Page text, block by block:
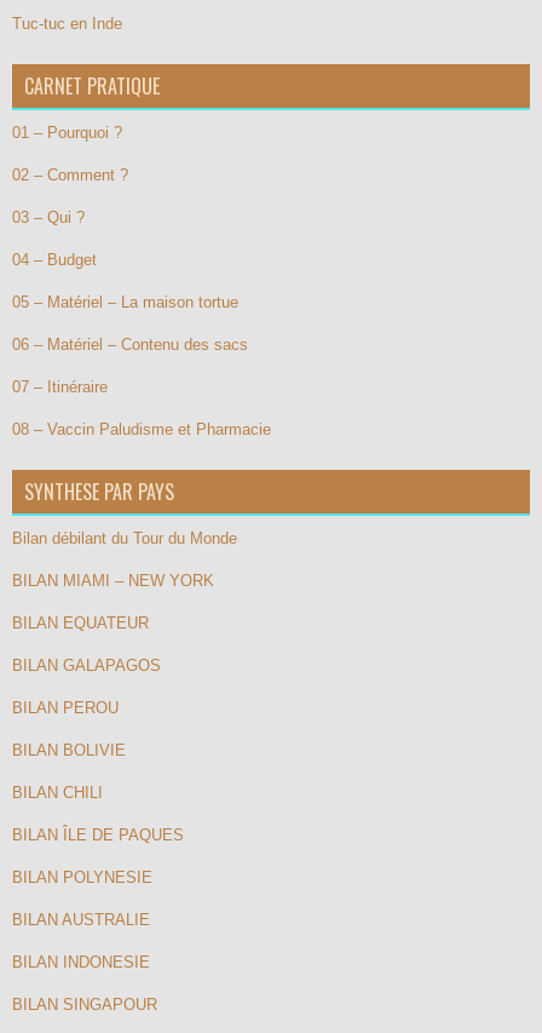
Tuc-tuc en Inde
CARNET PRATIQUE
01 – Pourquoi ?
02 – Comment ?
03 – Qui ?
04 – Budget
05 – Matériel – La maison tortue
06 – Matériel – Contenu des sacs
07 – Itinéraire
08 – Vaccin Paludisme et Pharmacie
SYNTHESE PAR PAYS
Bilan débilant du Tour du Monde
BILAN MIAMI – NEW YORK
BILAN EQUATEUR
BILAN GALAPAGOS
BILAN PEROU
BILAN BOLIVIE
BILAN CHILI
BILAN ÎLE DE PAQUES
BILAN POLYNESIE
BILAN AUSTRALIE
BILAN INDONESIE
BILAN SINGAPOUR